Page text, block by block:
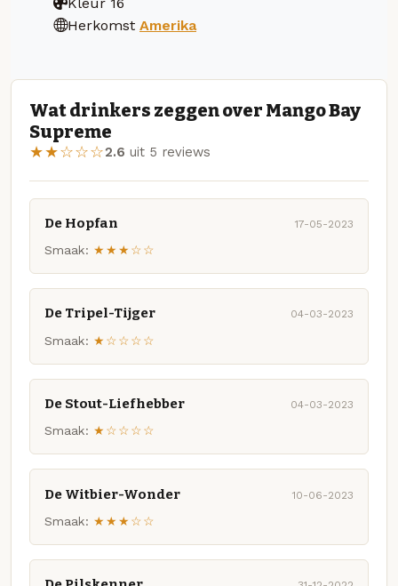
Herkomst Amerika
Wat drinkers zeggen over Mango Bay
Supreme
★★☆☆☆2.6 uit 5 reviews
De Hopfan 17-05-2023
Smaak: ★★★☆☆
De Tripel-Tijger 04-03-2023
Smaak: ★☆☆☆☆
De Stout-Liefhebber 04-03-2023
Smaak: ★☆☆☆☆
De Witbier-Wonder 10-06-2023
Smaak: ★★★☆☆